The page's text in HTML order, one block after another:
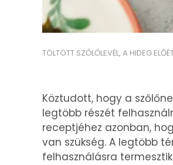
TÖLTÖTT SZŐLŐLEVÉL, A HIDEG
Köztudott, hogy a
legtöbb részét
receptjéhez azonban,
van szükség. A legtöbb
felhasználásra